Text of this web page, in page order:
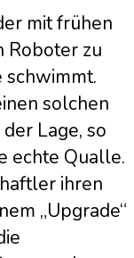
mit frühen
Roboter zu
solchen
Lage, so
echte Qualle.
ihren
„Upgrade“